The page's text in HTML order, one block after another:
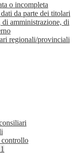
o incompleta
da parte dei titolari
amministrazione, di
regionali/provinciali
1